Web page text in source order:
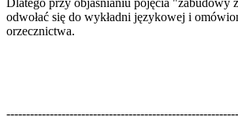
Dlatego przy objaśnianiu pojęcia "zabudowy
odwołać się do wykładni językowej i
orzecznictwa.